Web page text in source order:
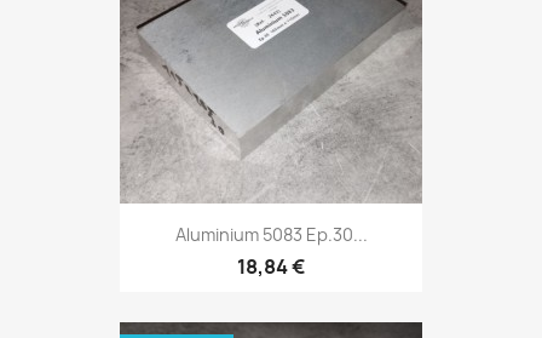
Aluminium 5083 Ep.30...
18,84 €